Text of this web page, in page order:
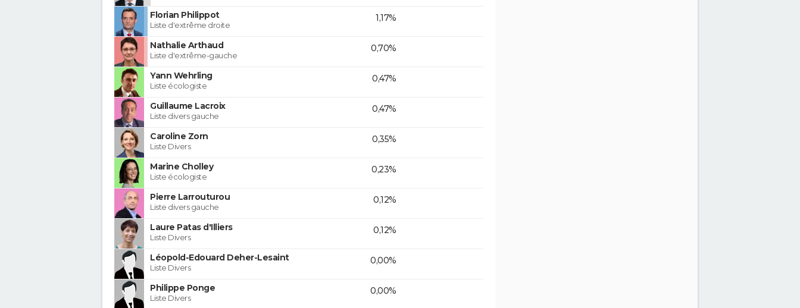
Florian Philippot
Liste d'extrême droite
1,17%
Nathalie Arthaud
Liste d'extrême-gauche
0,70%
Yann Wehrling
Liste écologiste
0,47%
Guillaume Lacroix
Liste divers gauche
0,47%
Caroline Zorn
Liste Divers
0,35%
Marine Cholley
Liste écologiste
0,23%
Pierre Larrouturou
Liste divers gauche
0,12%
Laure Patas d'Illiers
Liste Divers
0,12%
Léopold-Edouard Deher-Lesaint
Liste Divers
0,00%
Philippe Ponge
Liste Divers
0,00%